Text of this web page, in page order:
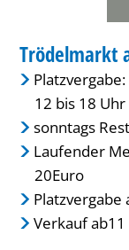
KATEGORIE:
Trödelmarkt
12 bis 18 Uhr
sonntags
Laufender
20Euro
Verkauf